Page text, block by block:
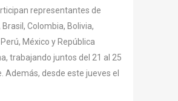
representantes de
Colombia, Bolivia,
México y República
trabajando juntos del 21 al 25
Además, desde este jueves el